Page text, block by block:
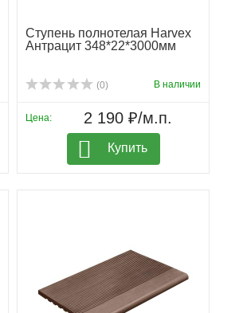
Ступень полнотелая Harvex
Антрацит 348*22*3000мм
(0) В наличии
Цена: 2 190 ₽/м.п.
Купить